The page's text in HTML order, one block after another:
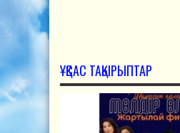
ҰҚСАС ТАҚЫРЫПТАР